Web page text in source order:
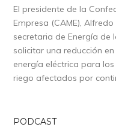
El presidente de la
Empresa (CAME),
secretaria de Energía de
solicitar una reducción
energía eléctrica para
riego afectados por
PODCAST